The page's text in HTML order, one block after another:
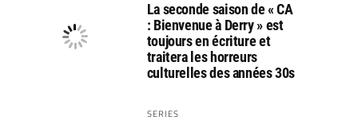
La seconde saison de « CA
: Bienvenue à Derry » est
toujours en écriture et
traitera les horreurs
culturelles des années 30s
SERIES